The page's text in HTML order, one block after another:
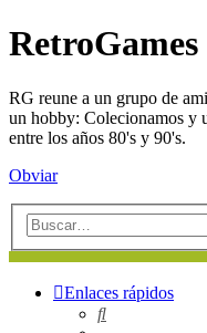
RetroGames
RG reune a un grupo de
un hobby: Colecionamos y
entre los años 80's y 90's.
Obviar
Enlaces rápidos
Buscar